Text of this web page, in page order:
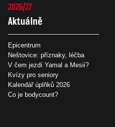
2026/27
Aktuálně
Epicentrum
Neštovice: příznaky, léčba
V čem jezdí Yamal a Mesii?
Kvízy pro seniory
Kalendář úplňků 2026
Co je bodycount?